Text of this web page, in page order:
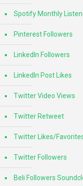
Spotify Monthly
Pinterest Followers
LinkedIn Followers
LinkedIn Post Likes
Twitter Video Views
Twitter Retweet
Twitter Likes/
Twitter Followers
Beli Followers